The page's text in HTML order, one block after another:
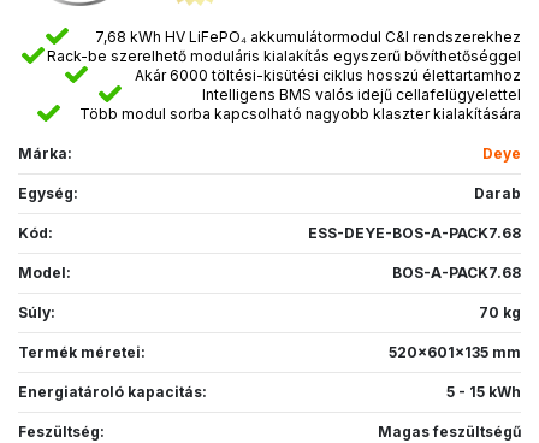
7,68 kWh HV LiFePO₄ akkumulátormodul C&I rendszerekhez
Rack-be szerelhető moduláris kialakítás egyszerű bővíthetőséggel
Akár 6000 töltési-kisütési ciklus hosszú élettartamhoz
Intelligens BMS valós idejű cellafelügyelettel
Több modul sorba kapcsolható nagyobb klaszter kialakítására
Márka: Deye
Egység: Darab
Kód: ESS-DEYE-BOS-A-PACK7.68
Model: BOS-A-PACK7.68
Súly: 70 kg
Termék méretei: 520x601x135 mm
Energiatároló kapacitás: 5 - 15 kWh
Feszültség: Magas feszültségű